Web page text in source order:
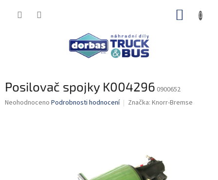
Posilovač spojky K004296 0900652
Průměrné
Neohodnoceno Podrobnosti hodnocení Značka: Knorr-Bremse